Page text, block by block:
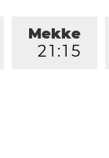
Mekke
21 :1 5